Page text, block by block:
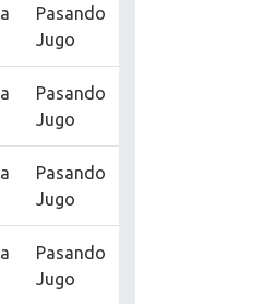
Pasando
Jugo
Pasando
Jugo
Pasando
Jugo
Pasando
Jugo